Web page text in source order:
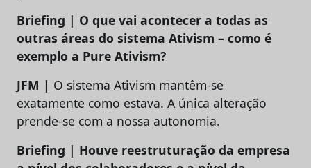
Briefing | O que vai acontecer a todas as
outras áreas do sistema Ativism – como é
exemplo a Pure Ativism?
JFM | O sistema Ativism mantêm-se
exatamente como estava. A única alteração
prende-se com a nossa autonomia.
Briefing | Houve reestruturação da empresa